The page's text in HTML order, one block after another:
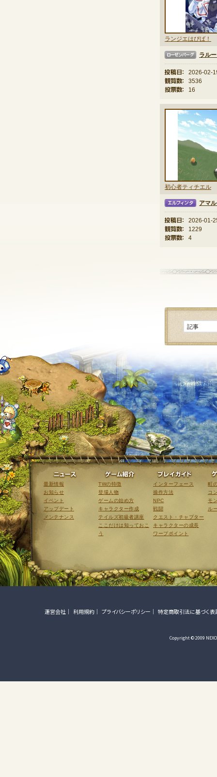
ランジエはぴば！
ラル
投稿日：
2026-02-
観覧数：
3536
投票数：
16
初心者ティチエル
アマ
投稿日：
2026-01-
観覧数：
1229
投票数：
4
ニュース
最新情報
お知らせ
イベント
アップデート
メンテナンス
ゲーム紹介
TWの特徴
登場人物
ゲームの始め方
キャラクター作成
テイルズ初級者講座
ここだけは知っておこ
う
インターフェース
操作方法
NPC
戦闘
クエスト・チャプター
キャラクターの成長
ワープポイント
町
コ
モ
ル
運営会社 利用規約 プライバシーポリシー 特定商取引法に基づく表
Copyright © 2009